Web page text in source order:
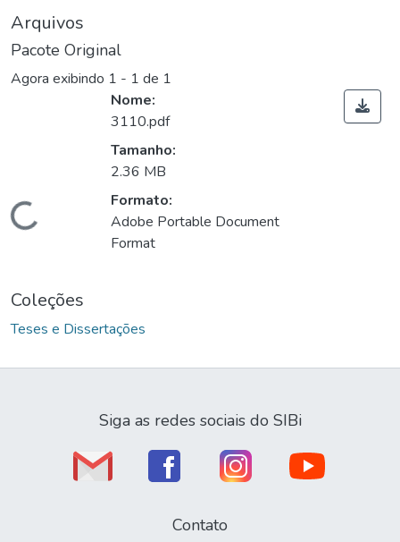
Arquivos
Pacote Original
Agora exibindo 1 - 1 de 1
Carregando...
Nome:
3110.pdf
Tamanho:
2.36 MB
Formato:
Adobe Portable Document
Format
Coleções
Teses e Dissertações
Siga as redes sociais do SIBi
Contato